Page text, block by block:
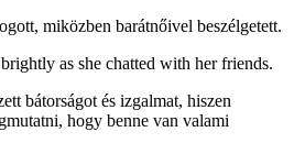
miközben barátnőivel beszélgetett.
as she chatted with her friends.
bátorságot és izgalmat, hiszen
hogy benne van valami